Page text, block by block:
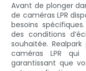
Avant de plonger
de caméras LPR
besoins
des conditions
souhaitée.
caméras LPR qui
garantissant que